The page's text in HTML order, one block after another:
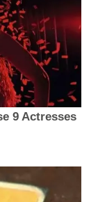
9 Actresses